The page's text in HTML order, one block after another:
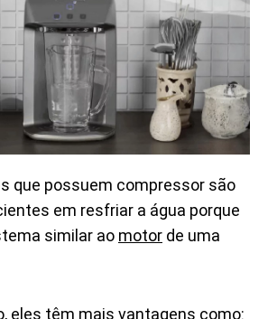
que possuem compressor são
em resfriar a água porque
similar ao motor de uma
eles têm mais vantagens como: